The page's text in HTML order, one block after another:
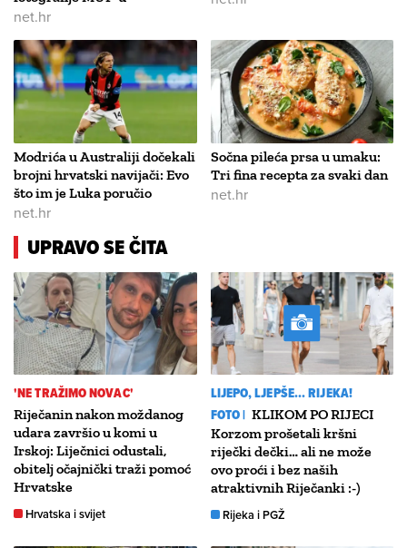
net.hr
Modrića u Australiji dočekali
brojni hrvatski navijači: Evo
što im je Luka poručio
net.hr
Sočna pileća prsa u umaku:
Tri fina recepta za svaki dan
net.hr
UPRAVO SE ČITA
'NE TRAŽIMO NOVAC'
Riječanin nakon moždanog
udara završio u komi u
Irskoj: Liječnici odustali,
obitelj očajnički traži pomoć
Hrvatske
Hrvatska i svijet
LIJEPO, LJEPŠE... RIJEKA!
FOTO | KLIKOM PO RIJECI
Korzom prošetali kršni
riječki dečki… ali ne može
ovo proći i bez naših
atraktivnih Riječanki :-)
Rijeka i PGŽ